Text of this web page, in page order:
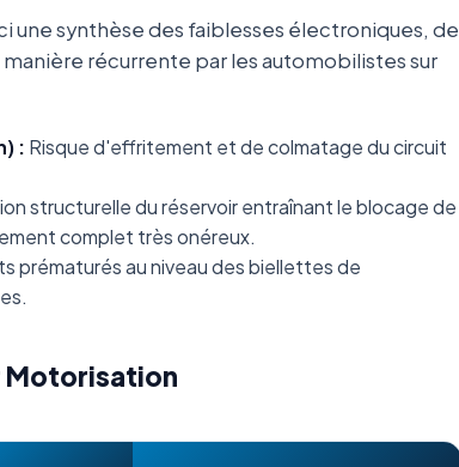
une synthèse des faiblesses électroniques, de
récurrente par les automobilistes sur
: Risque d'effritement et de colmatage du circuit
structurelle du réservoir entraînant le blocage de
complet très onéreux.
prématurés au niveau des biellettes de
Motorisation